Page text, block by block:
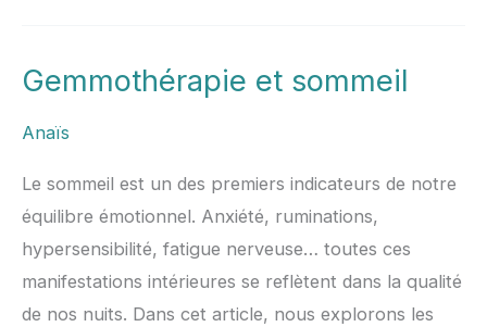
Gemmothérapie et sommeil
Anaïs
Le sommeil est un des premiers indicateurs de notre
équilibre émotionnel. Anxiété, ruminations,
hypersensibilité, fatigue nerveuse… toutes ces
manifestations intérieures se reflètent dans la qualité
de nos nuits. Dans cet article, nous explorons les
Gemmothérapie
sommeil